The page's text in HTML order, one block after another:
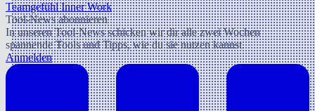
TeamgefühlInner Work
Tool-News abonnieren
In unseren Tool-News schicken wir dir alle zwei Wochen
spannende Tools und Tipps, wie du sie nutzen kannst.
Anmelden